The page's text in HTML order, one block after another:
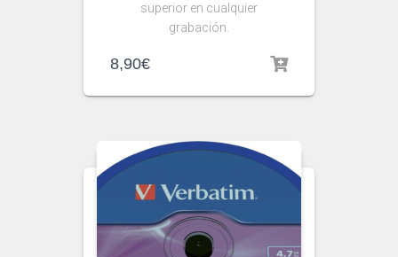
superior en cualquier
grabación.
8,90€